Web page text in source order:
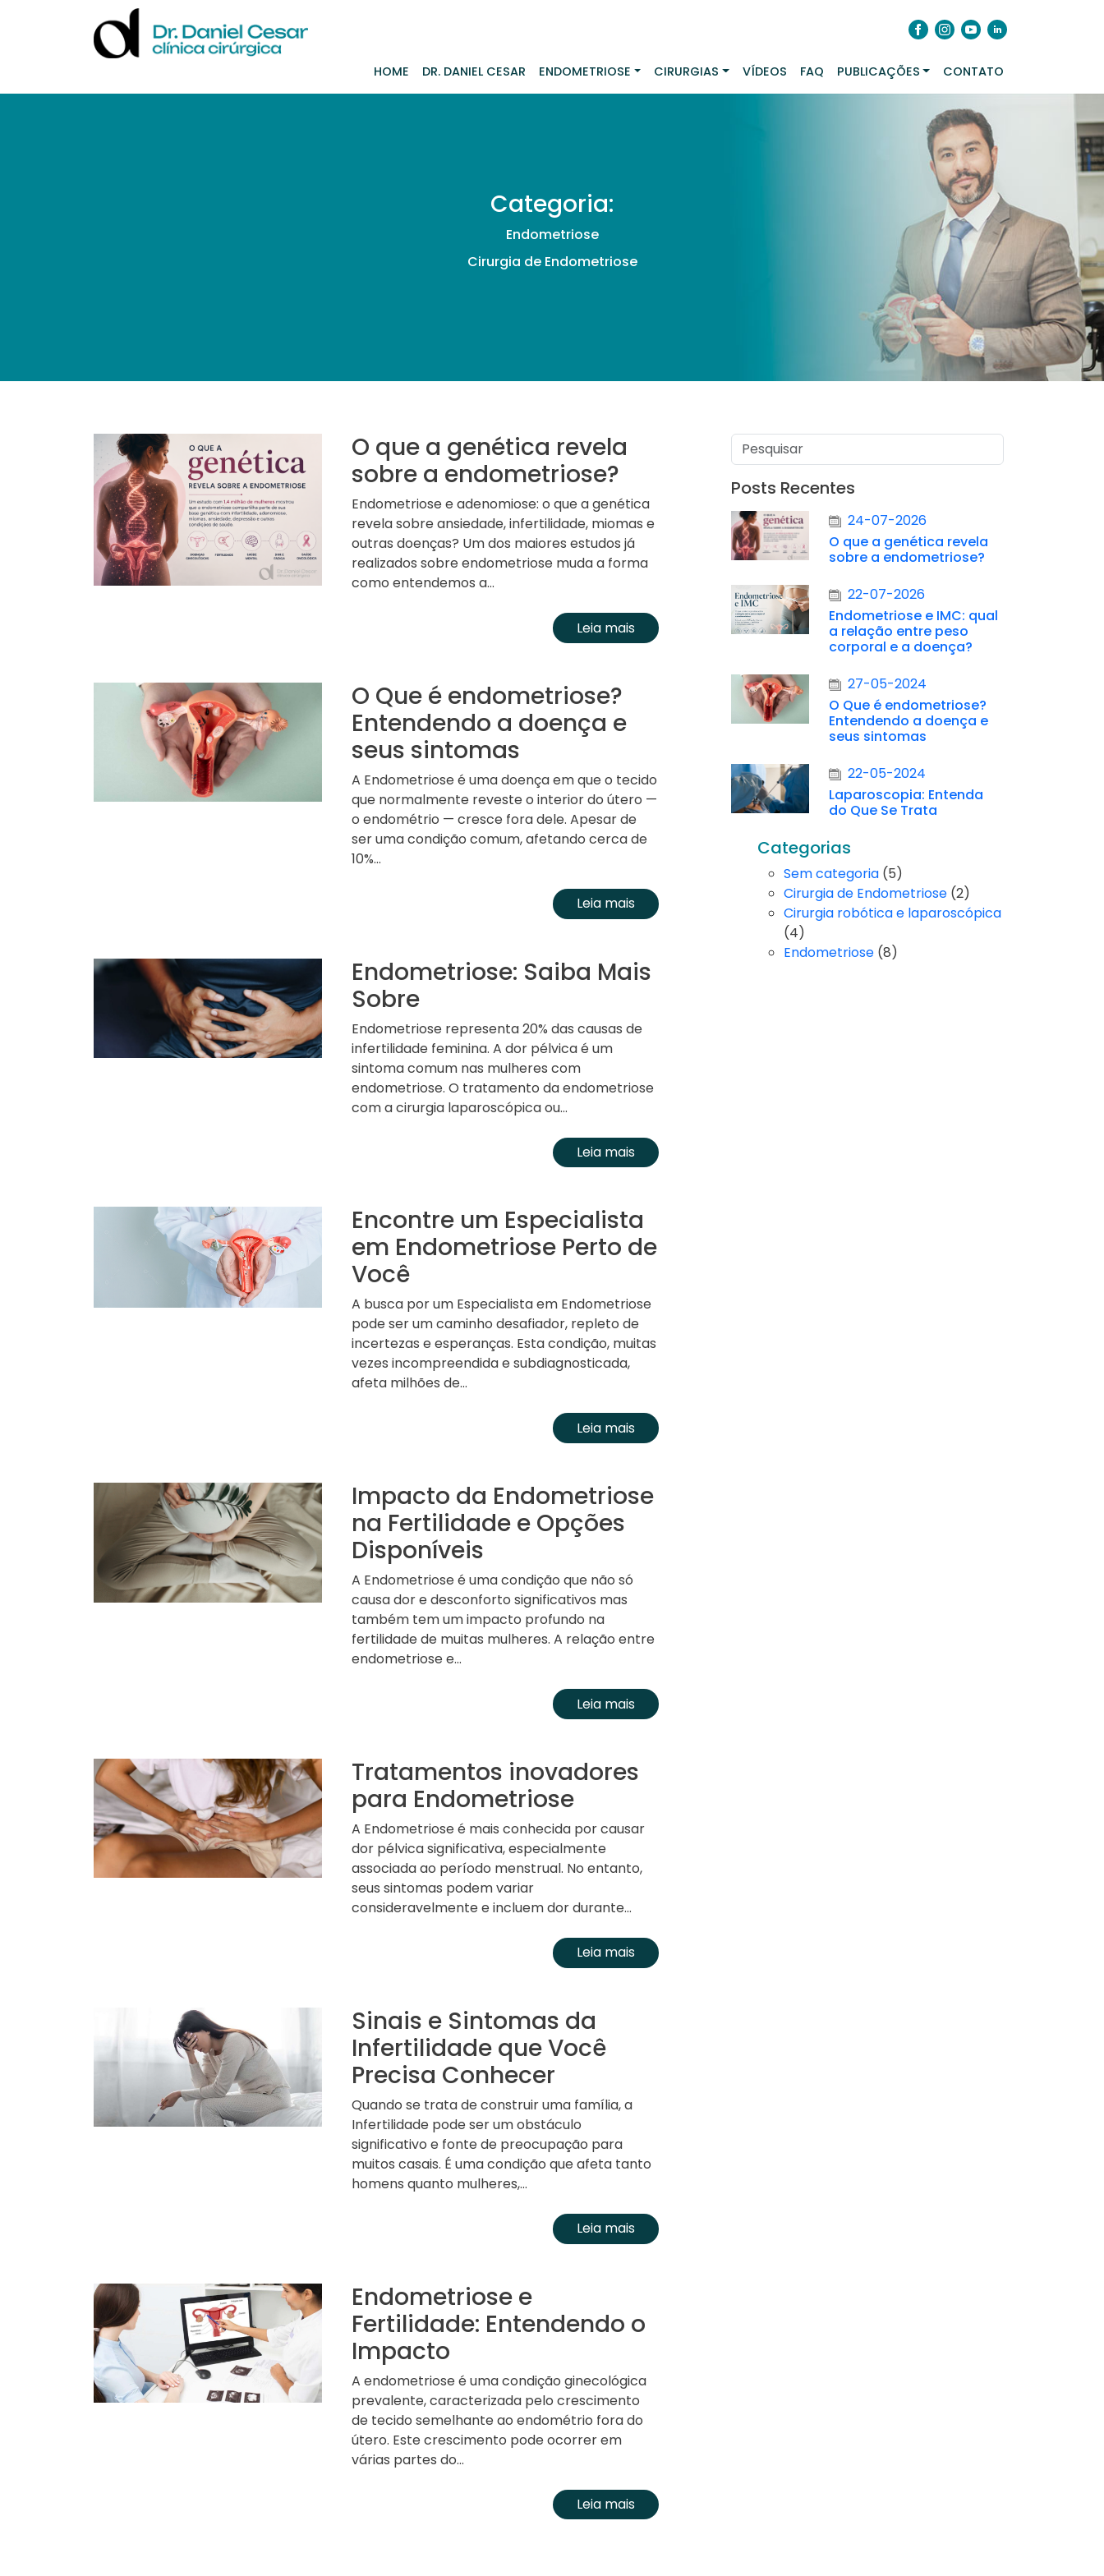
HOME DR. DANIEL CESAR ENDOMETRIOSE CIRURGIAS VÍDEOS FAQ PUBLICAÇÕES CONTATO
Categoria:
Endometriose
Cirurgia de Endometriose
O que a genética revela
sobre a endometriose?
Endometriose e adenomiose: o que a genética
revela sobre ansiedade, infertilidade, miomas e
outras doenças? Um dos maiores estudos já
realizados sobre endometriose muda a forma
como entendemos a...
Leia mais
O Que é endometriose?
Entendendo a doença e
seus sintomas
A Endometriose é uma doença em que o tecido
que normalmente reveste o interior do útero —
o endométrio — cresce fora dele. Apesar de
ser uma condição comum, afetando cerca de
10%...
Leia mais
Endometriose: Saiba Mais
Sobre
Endometriose representa 20% das causas de
infertilidade feminina. A dor pélvica é um
sintoma comum nas mulheres com
endometriose. O tratamento da endometriose
com a cirurgia laparoscópica ou...
Leia mais
Encontre um Especialista
em Endometriose Perto de
Você
A busca por um Especialista em Endometriose
pode ser um caminho desafiador, repleto de
incertezas e esperanças. Esta condição, muitas
vezes incompreendida e subdiagnosticada,
afeta milhões de...
Leia mais
Impacto da Endometriose
na Fertilidade e Opções
Disponíveis
A Endometriose é uma condição que não só
causa dor e desconforto significativos mas
também tem um impacto profundo na
fertilidade de muitas mulheres. A relação entre
endometriose e...
Leia mais
Tratamentos inovadores
para Endometriose
A Endometriose é mais conhecida por causar
dor pélvica significativa, especialmente
associada ao período menstrual. No entanto,
seus sintomas podem variar
consideravelmente e incluem dor durante...
Leia mais
Sinais e Sintomas da
Infertilidade que Você
Precisa Conhecer
Quando se trata de construir uma família, a
Infertilidade pode ser um obstáculo
significativo e fonte de preocupação para
muitos casais. É uma condição que afeta tanto
homens quanto mulheres,...
Leia mais
Endometriose e
Fertilidade: Entendendo o
Impacto
A endometriose é uma condição ginecológica
prevalente, caracterizada pelo crescimento
de tecido semelhante ao endométrio fora do
útero. Este crescimento pode ocorrer em
várias partes do...
Leia mais
Posts Recentes
24-07-2026
O que a genética revela
sobre a endometriose?
22-07-2026
Endometriose e IMC: qual
a relação entre peso
corporal e a doença?
27-05-2024
O Que é endometriose?
Entendendo a doença e
seus sintomas
22-05-2024
Laparoscopia: Entenda
do Que Se Trata
Categorias
Sem categoria (5)
Cirurgia de Endometriose (2)
Cirurgia robótica e laparoscópica
(4)
Endometriose (8)